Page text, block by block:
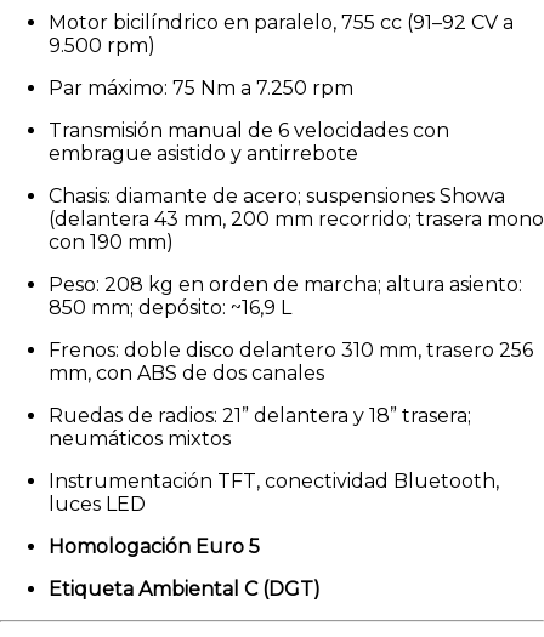
Motor bicilíndrico en paralelo, 755 cc (91–92 CV a
9.500 rpm)
Par máximo: 75 Nm a 7.250 rpm
Transmisión manual de 6 velocidades con
embrague asistido y antirrebote
Chasis: diamante de acero; suspensiones Showa
(delantera 43 mm, 200 mm recorrido; trasera mono
con 190 mm)
Peso: 208 kg en orden de marcha; altura asiento:
850 mm; depósito: ~16,9 L
Frenos: doble disco delantero 310 mm, trasero 256
mm, con ABS de dos canales
Ruedas de radios: 21” delantera y 18” trasera;
neumáticos mixtos
Instrumentación TFT, conectividad Bluetooth,
luces LED
Homologación Euro 5
Etiqueta Ambiental C (DGT)